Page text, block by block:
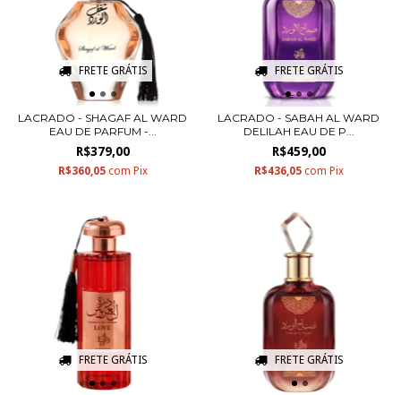
FRETE GRÁTIS
LACRADO - SHAGAF AL WARD
EAU DE PARFUM -...
R$379,00
R$360,05 com Pix
FRETE GRÁTIS
LACRADO - SABAH AL WARD
DELILAH EAU DE P...
R$459,00
R$436,05 com Pix
FRETE GRÁTIS FRETE GRÁTIS